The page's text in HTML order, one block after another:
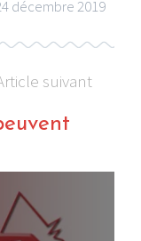
décembre 2019
suivant